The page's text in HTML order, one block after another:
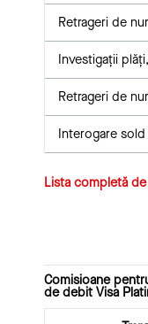
Retrageri de
Investigații
Retrageri de
Interogare sold
Lista completă
Comisioane
de debit Visa